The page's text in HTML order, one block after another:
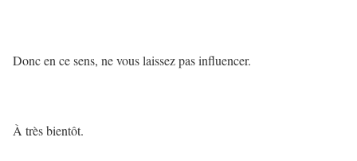
Donc en ce sens, ne vous laissez pas influencer.
À très bientôt.